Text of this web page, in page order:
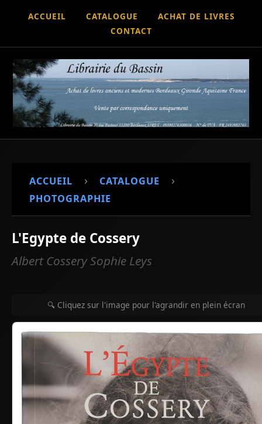
ACCUEIL CATALOGUE
ACHAT DE LIVRES
CONTACT
ACCUEIL › CATALOGUE ›
PHOTOGRAPHIE
L'Egypte de Cossery
Albert Cossery Sophie Leys
🔍 Cliquez sur l'image pour l'agrandir en plein écran